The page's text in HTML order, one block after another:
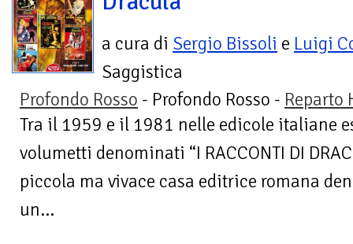
a cura di Sergio Bissoli e Luigi
Saggistica
Profondo Rosso - Profondo Rosso - Reparto
Tra il 1959 e il 1981 nelle edicole italiane
volumetti denominati “I RACCONTI DI
piccola ma vivace casa editrice romana
un...